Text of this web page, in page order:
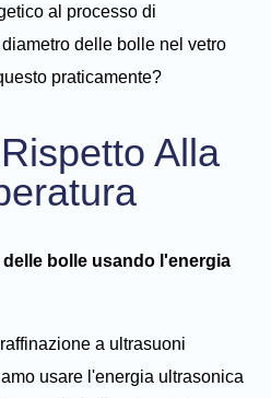
al processo di
delle bolle nel vetro
praticamente?
Alla
delle bolle usando l'energia
a ultrasuoni
usare l'energia ultrasonica